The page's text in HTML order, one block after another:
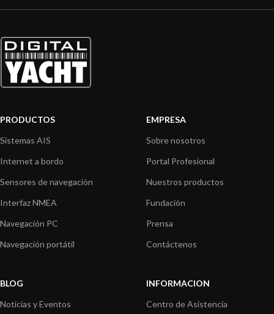
PRODUCTOS
Sistemas AIS
Internet a bordo
Sensores de navegación
Interfaz NMEA
Navegación PC
Navegación portátil
EMPRESA
Sobre nosotros
Portal Profesional
Nuestros productos
Fundación
Prensa
Contáctenos
BLOG
Noticias y Eventos
INFORMACION
Centro de Asistencia